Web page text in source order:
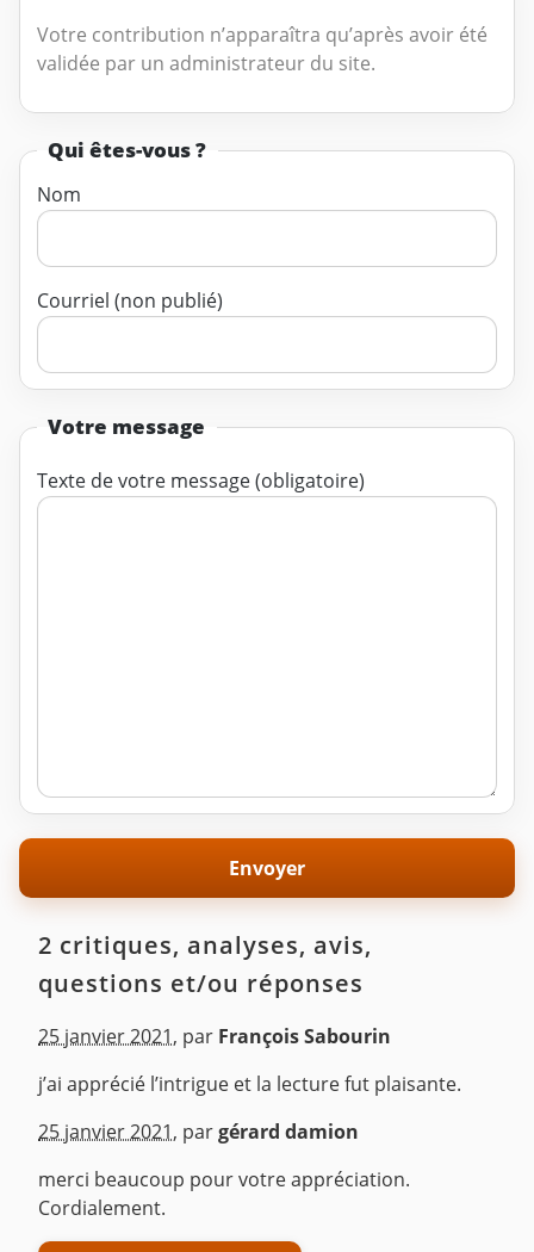
Votre contribution n’apparaîtra qu’après avoir été
validée par un administrateur du site.
Qui êtes-vous ?
Nom
Courriel (non publié)
Votre message
Texte de votre message (obligatoire)
2 critiques, analyses, avis,
questions et/ou réponses
25 janvier 2021, par François Sabourin
j’ai apprécié l’intrigue et la lecture fut plaisante.
^
25 janvier 2021, pargérard damion
merci beaucoup pour votre appréciation.
Cordialement.